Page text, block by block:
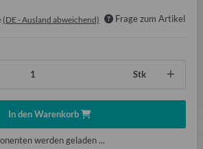
(DE - Ausland abweichend) Frage zum Artikel
Stk
In den Warenkorb
werden geladen ...